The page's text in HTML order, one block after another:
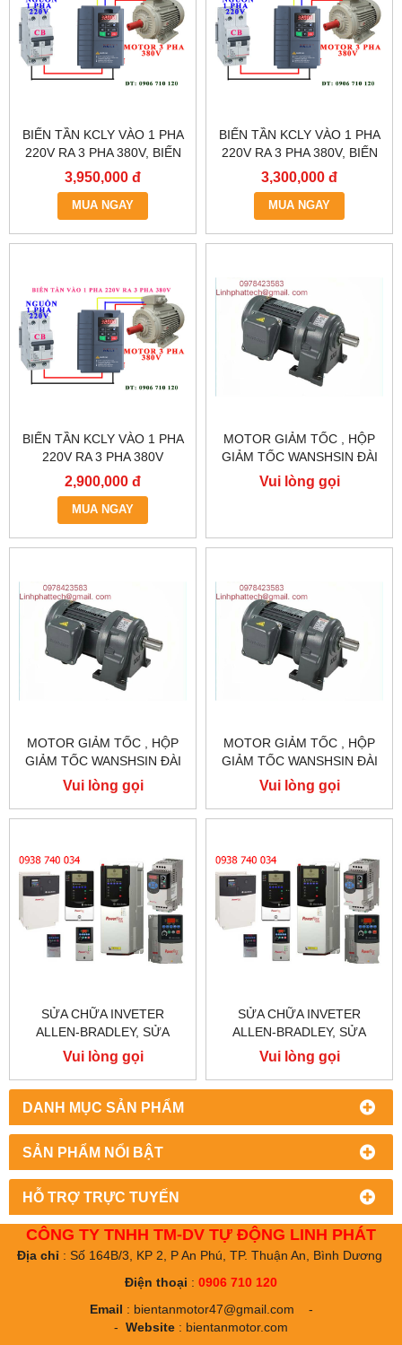
DANH MỤC SẢN PHẨM
SẢN PHẨM NỔI BẬT
HỖ TRỢ TRỰC TUYẾN
BIẾN TẦN KCLY VÀO 1 PHA
220V RA 3 PHA 380V, BIẾN
TẦN KCLY KOC600-
2R2GT3-B
3,950,000 đ
MUA NGAY
BIẾN TẦN KCLY VÀO 1 PHA
220V RA 3 PHA 380V, BIẾN
TẦN KCLY KOC600-
1R5GT3-B
3,300,000 đ
MUA NGAY
BIẾN TẦN KCLY VÀO 1 PHA
220V RA 3 PHA 380V
0.75KW, BIẾN TẦN KCLY
KOC600-R75GT3-B
2,900,000 đ
MUA NGAY
MOTOR GIẢM TỐC , HỘP
GIẢM TỐC WANSHSIN ĐÀI
LOAN GH40-2200-3S /
2.2KW 2200W 3HP
Vui lòng gọi
MOTOR GIẢM TỐC , HỘP
GIẢM TỐC WANSHSIN ĐÀI
LOAN 1.5KW 1500W 2HP AC
BA PHA 220 V / 380V
Vui lòng gọi
MOTOR GIẢM TỐC , HỘP
GIẢM TỐC WANSHSIN ĐÀI
LOAN 1.5KW 1500W 2HP AC
BA PHA 220 V / 380V
Vui lòng gọi
SỬA CHỮA INVETER
ALLEN-BRADLEY, SỬA
CHỮA ALLEN-BRADLEY
POWER FLEX 755
Vui lòng gọi
SỬA CHỮA INVETER
ALLEN-BRADLEY, SỬA
CHỮA ALLEN-BRADLEY
POWER FLEX 753
Vui lòng gọi
CÔNG TY TNHH TM-DV TỰ ĐỘNG LINH PHÁT
Địa chỉ: Số 164B/3, KP 2, P An Phú, TP. Thuận An, Bình Dương
Điện thoại : 0906 710 120
Email : bientanmotor47@gmail.com -
- Website : bientanmotor.com